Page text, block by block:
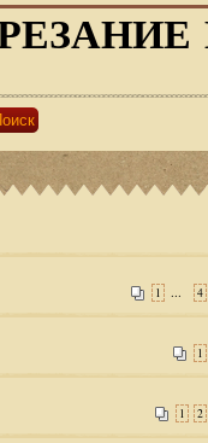
1 ... 4
1
1 2